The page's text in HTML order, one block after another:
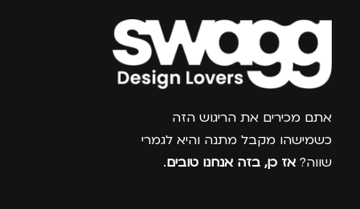
צרפו אותי למועדון
אתם מכירים את הריגוש הזה
כשמישהו מקבל מתנה והיא לגמרי
שווה? אז כן, בזה אנחנו טובים.